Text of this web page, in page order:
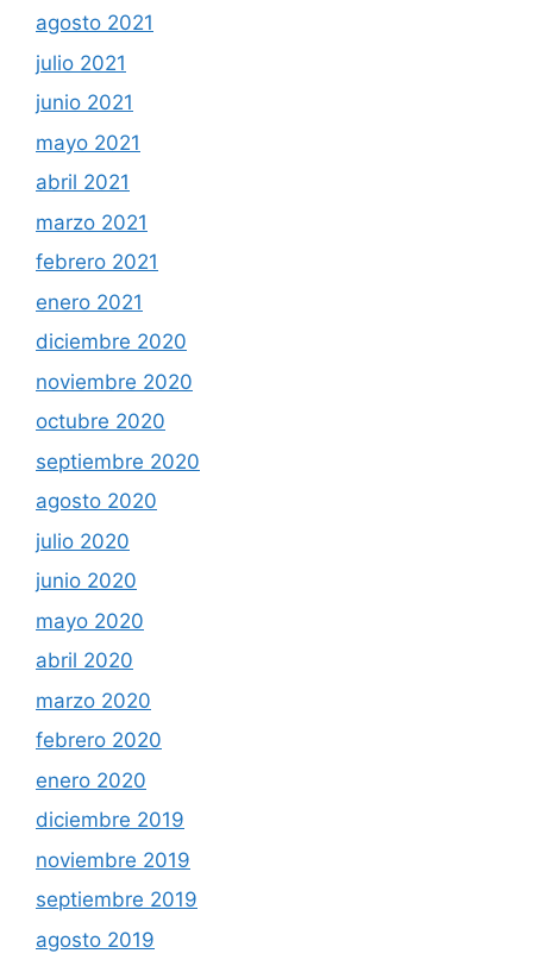
agosto 2021
julio 2021
junio 2021
mayo 2021
abril 2021
marzo 2021
febrero 2021
enero 2021
diciembre 2020
noviembre 2020
octubre 2020
septiembre 2020
agosto 2020
julio 2020
junio 2020
mayo 2020
abril 2020
marzo 2020
febrero 2020
enero 2020
diciembre 2019
noviembre 2019
septiembre 2019
agosto 2019